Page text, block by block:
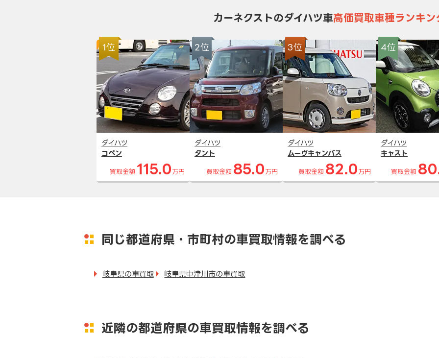
カーネクストのダイハツ車高価買取車種ランキン
1位
ダイハツ
コペン
買取金額 115.0 万円
2位
ダイハツ
タント
買取金額 85.0 万円
3位
ダイハツ
ムーヴキャンバス
買取金額 82.0 万円
4位
ダイハツ
キャスト
買取金額
同じ都道府県・市町村の車買取情報を調べる
岐阜県の車買取 岐阜県中津川市の車買取
近隣の都道府県の車買取情報を調べる